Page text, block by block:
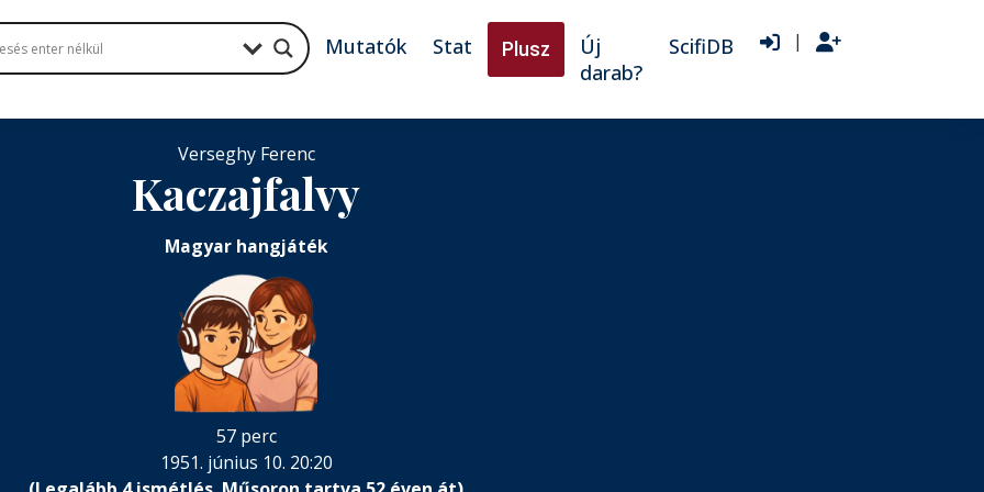
Mutatók Stat Plusz
Új
darab?
ScifiDB |
Verseghy Ferenc
Kaczajfalvy
Magyar hangjáték
57 perc
1951. június 10. 20:20